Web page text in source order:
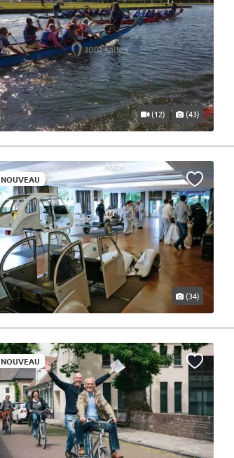
(12) (43)
NOUVEAU
(34)
NOUVEAU